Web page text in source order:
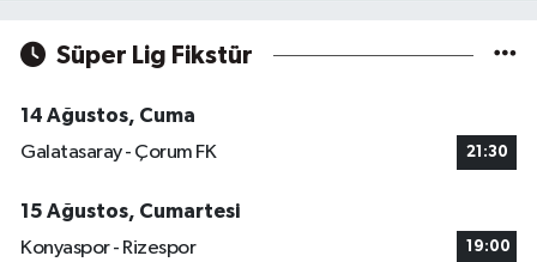
Süper Lig Fikstür
14 Ağustos, Cuma
Galatasaray - Çorum FK
21:30
15 Ağustos, Cumartesi
Konyaspor - Rizespor
19:00